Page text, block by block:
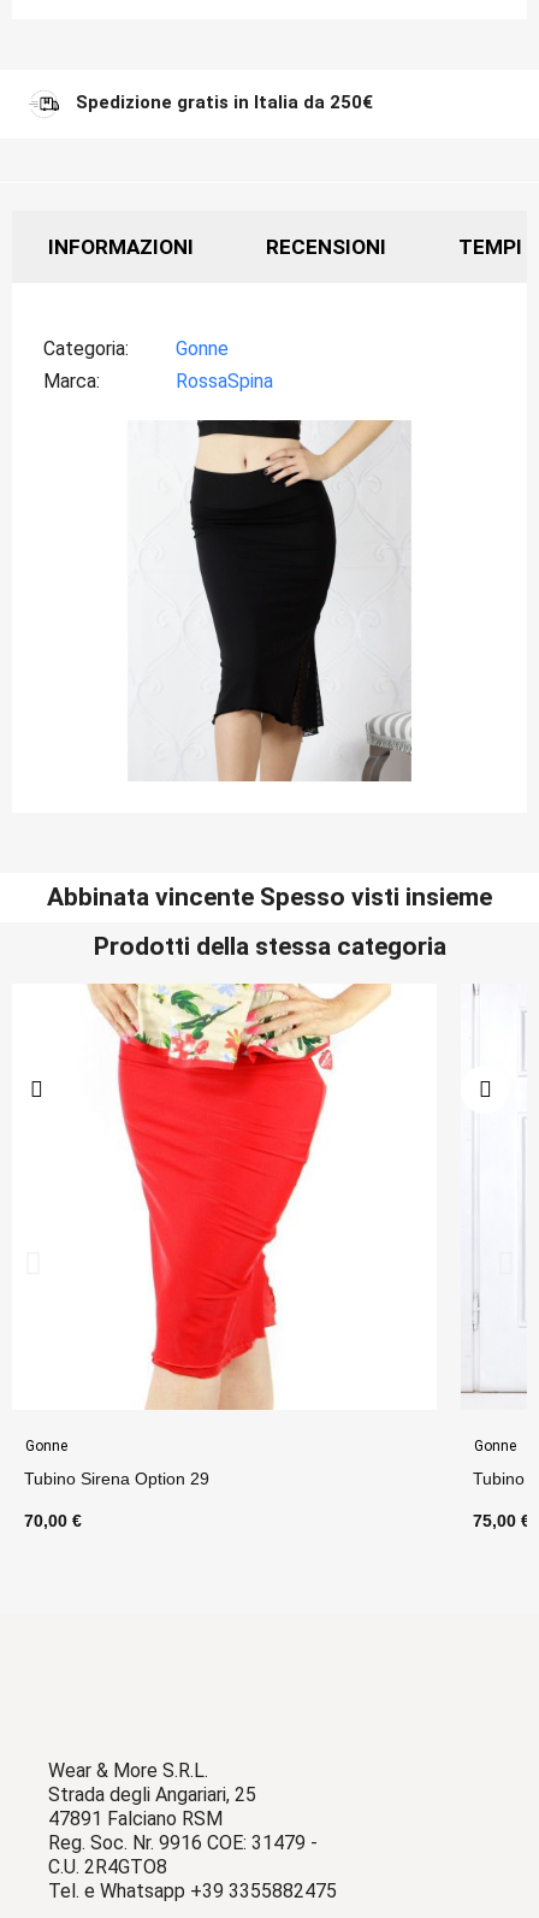
Spedizione gratis in Italia da 250€
INFORMAZIONI RECENSIONI TEMPI
Categoria
Gonne
Marca
RossaSpina
Abbinata vincente Spesso visti insieme
Prodotti della stessa categoria
Gonne
Tubino Sirena Option 29
70,00 €
Gonne
Tubino
75,00 €
Wear & More S.R.L.
Strada degli Angariari, 25
47891 Falciano RSM
Reg. Soc. Nr. 9916 COE: 31479 -
C.U. 2R4GTO8
Tel. e Whatsapp +39 3355882475